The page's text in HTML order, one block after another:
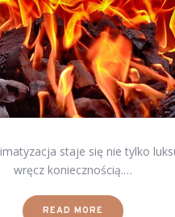
staje się nie tylko
wręcz koniecznością.…
READ MORE